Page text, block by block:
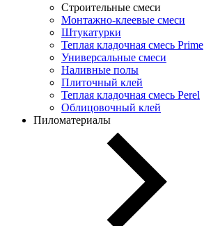
Строительные смеси
Монтажно-клеевые смеси
Штукатурки
Теплая кладочная смесь Prime
Универсальные смеси
Наливные полы
Плиточный клей
Теплая кладочная смесь Perel
Облицовочный клей
Пиломатериалы